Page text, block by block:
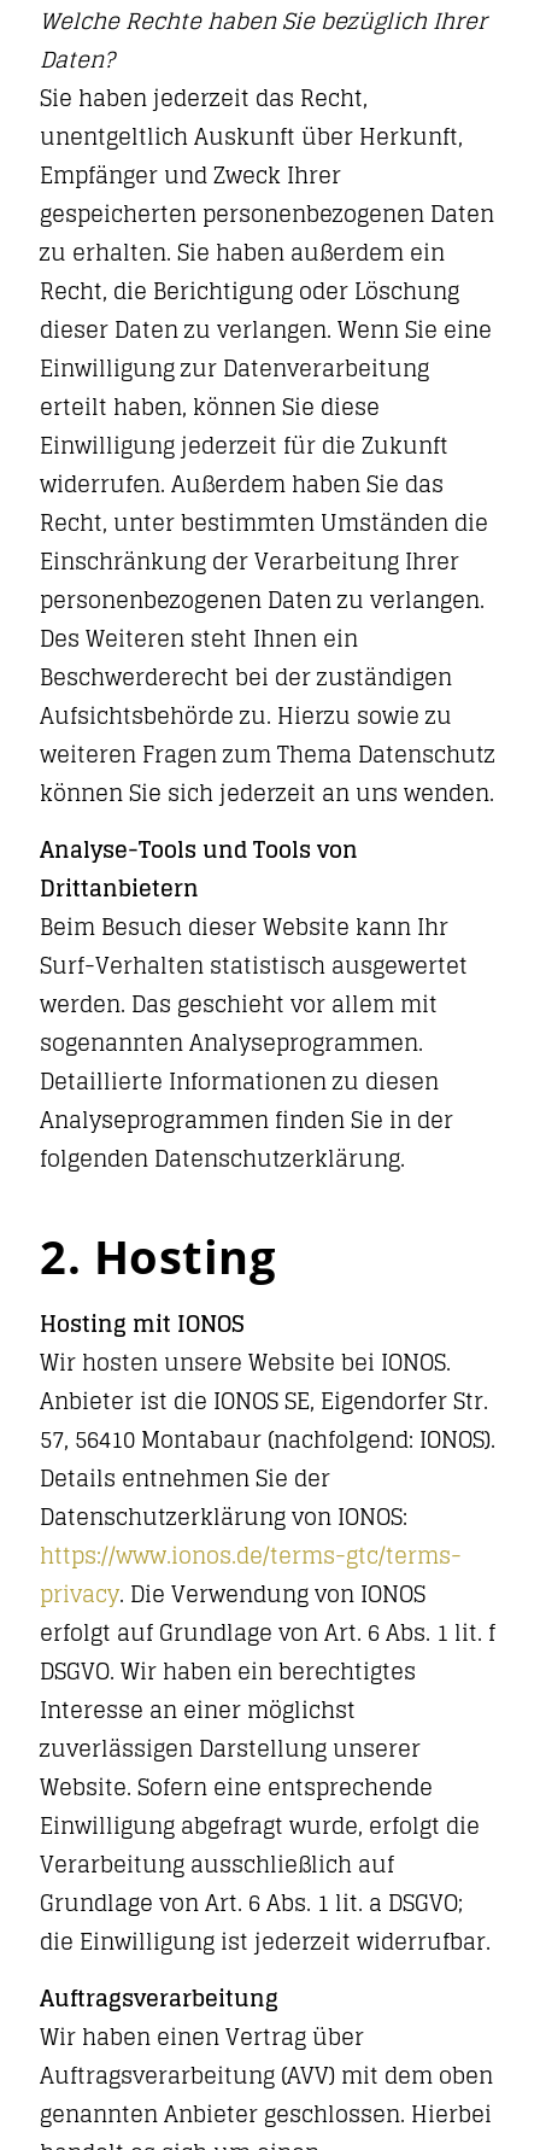
Welche Rechte haben Sie bezüglich Ihrer
Daten?
Sie haben jederzeit das Recht,
unentgeltlich Auskunft über Herkunft,
Empfänger und Zweck Ihrer
gespeicherten personenbezogenen Daten
zu erhalten. Sie haben außerdem ein
Recht, die Berichtigung oder Löschung
dieser Daten zu verlangen. Wenn Sie eine
Einwilligung zur Datenverarbeitung
erteilt haben, können Sie diese
Einwilligung jederzeit für die Zukunft
widerrufen. Außerdem haben Sie das
Recht, unter bestimmten Umständen die
Einschränkung der Verarbeitung Ihrer
personenbezogenen Daten zu verlangen.
Des Weiteren steht Ihnen ein
Beschwerderecht bei der zuständigen
Aufsichtsbehörde zu. Hierzu sowie zu
weiteren Fragen zum Thema Datenschutz
können Sie sich jederzeit an uns wenden.
Analyse-Tools und Tools von
Drittanbietern
Beim Besuch dieser Website kann Ihr
Surf-Verhalten statistisch ausgewertet
werden. Das geschieht vor allem mit
sogenannten Analyseprogrammen.
Detaillierte Informationen zu diesen
Analyseprogrammen finden Sie in der
folgenden Datenschutzerklärung.
2. Hosting
Hosting mit IONOS
Wir hosten unsere Website bei IONOS.
Anbieter ist die IONOS SE, Eigendorfer Str.
57, 56410 Montabaur (nachfolgend: IONOS).
Details entnehmen Sie der
Datenschutzerklärung von IONOS:
https://www.ionos.de/terms-gtc/terms-
privacy. Die Verwendung von IONOS
erfolgt auf Grundlage von Art. 6 Abs. 1 lit. f
DSGVO. Wir haben ein berechtigtes
Interesse an einer möglichst
zuverlässigen Darstellung unserer
Website. Sofern eine entsprechende
Einwilligung abgefragt wurde, erfolgt die
Verarbeitung ausschließlich auf
Grundlage von Art. 6 Abs. 1 lit. a DSGVO;
die Einwilligung ist jederzeit widerrufbar.
Auftragsverarbeitung
Wir haben einen Vertrag über
Auftragsverarbeitung (AVV) mit dem oben
genannten Anbieter geschlossen. Hierbei